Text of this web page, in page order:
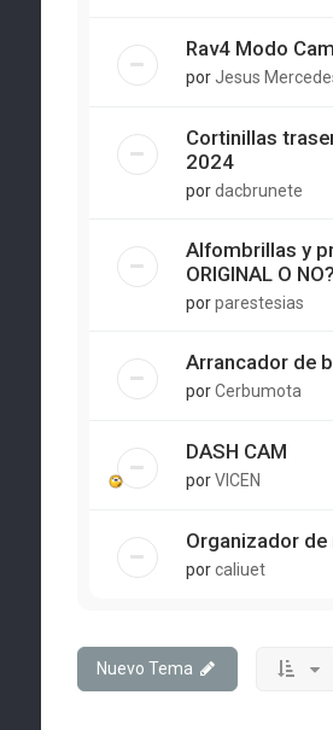
Rav4 Modo
por Jesus
Cortinillas
2024
pordacbrunete
Alfombrillas y
ORIGINAL O NO?
porparestesias
Arrancador de
porCerbumota
DASH CAM
porVICEN
Organizador
porcaliuet
Nuevo Tema